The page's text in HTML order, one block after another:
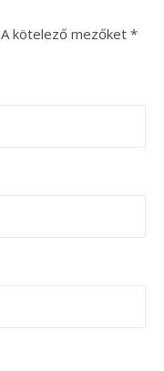
A kötelező mezőket *